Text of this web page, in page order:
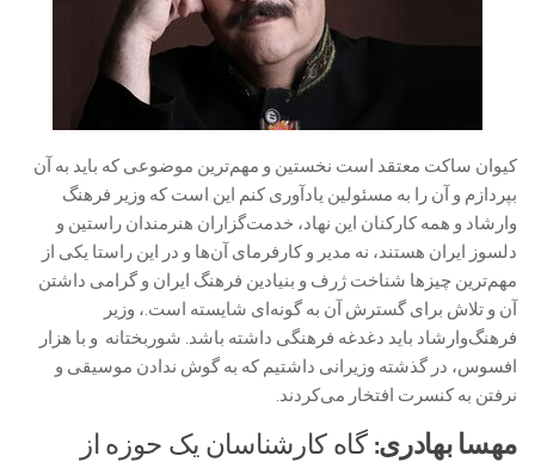
کیوان ساکت معتقد است نخستین و مهم‌ترین موضوعی که باید به آن
بپردازم و آن را به مسئولین یادآوری کنم این است که وزیر فرهنگ
وارشاد و همه کارکنان این نهاد، خدمت‌گزاران هنرمندان راستین و
دلسوز ایران هستند، نه مدیر و کارفرمای آن‌ها و در این راستا یکی از
مهم‌ترین چیزها شناخت ژرف و بنیادین فرهنگ ایران و گرامی داشتن
آن و تلاش برای گسترش آن به گونه‌ای شایسته است.، وزیر
فرهنگ‌وارشاد باید دغدغه فرهنگی داشته باشد. شوربختانه و با هزار
افسوس، در گذشته وزیرانی داشتیم که به گوش ندادن موسیقی و
نرفتن به کنسرت افتخار می‌کردند.
مهسا بهادری: گاه کارشناسان یک حوزه از